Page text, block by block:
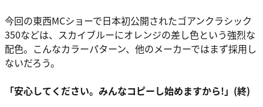
今回の東西MCショーで日本初公開されたゴアンクラシック
350などは、スカイブルーにオレンジの差し色という強烈な
配色。こんなカラーパターン、他のメーカーではまず採用し
ないだろう。
「安心してください。みんなコピーし始めますから!」(終)